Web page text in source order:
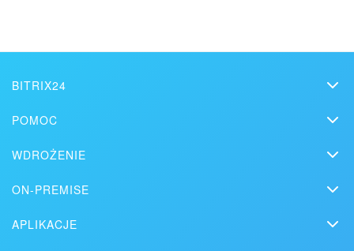
BITRIX24
Kontakty
Na łamach prasy
POMOC
Wideo
Pomoc techniczna
WDROŻENIE
Rozwiązania
ON-PREMISE
APLIKACJE